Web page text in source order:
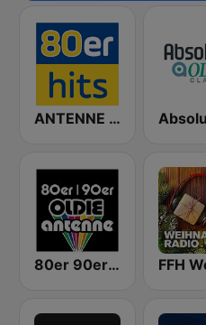
ANTENNE BAYERN 80er Hits
80er 90er OLDIE ANTENNE